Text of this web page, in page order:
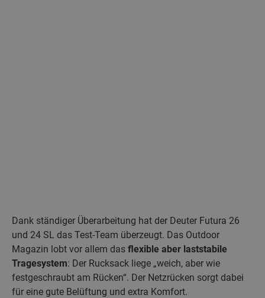
Dank ständiger Überarbeitung hat der Deuter Futura 26
und 24 SL das Test-Team überzeugt. Das Outdoor
Magazin lobt vor allem das flexible aber laststabile
Tragesystem: Der Rucksack liege „weich, aber wie
festgeschraubt am Rücken“. Der Netzrücken sorgt dabei
für eine gute Belüftung und extra Komfort.